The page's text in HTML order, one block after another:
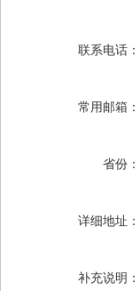
联系电话：
常用邮箱：
省份：
详细地址：
补充说明：